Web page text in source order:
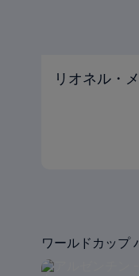
リオネル・
ワールドカップ